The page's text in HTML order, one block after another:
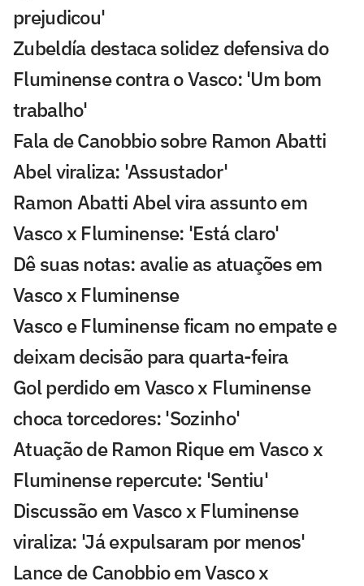
prejudicou'
Zubeldía destaca solidez defensiva do
Fluminense contra o Vasco: 'Um bom
trabalho'
Fala de Canobbio sobre Ramon Abatti
Abel viraliza: 'Assustador'
Ramon Abatti Abel vira assunto em
Vasco x Fluminense: 'Está claro'
Dê suas notas: avalie as atuações em
Vasco x Fluminense
Vasco e Fluminense ficam no empate e
deixam decisão para quarta-feira
Gol perdido em Vasco x Fluminense
choca torcedores: 'Sozinho'
Atuação de Ramon Rique em Vasco x
Fluminense repercute: 'Sentiu'
Discussão em Vasco x Fluminense
viraliza: 'Já expulsaram por menos'
Lance de Canobbio em Vasco x